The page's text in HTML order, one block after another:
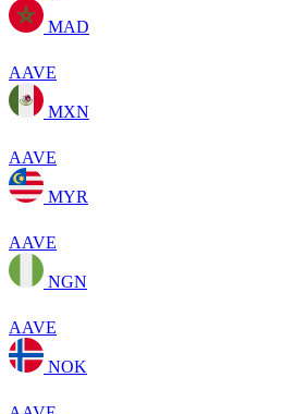
MAD
AAVE
MXN
AAVE
MYR
AAVE
NGN
AAVE
NOK